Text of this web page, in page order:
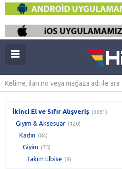
İkinci El ve Sıfır Alışveriş (3381)
Giyim & Aksesuar (120)
Kadın (84)
Giyim (75)
Takım Elbise (9)